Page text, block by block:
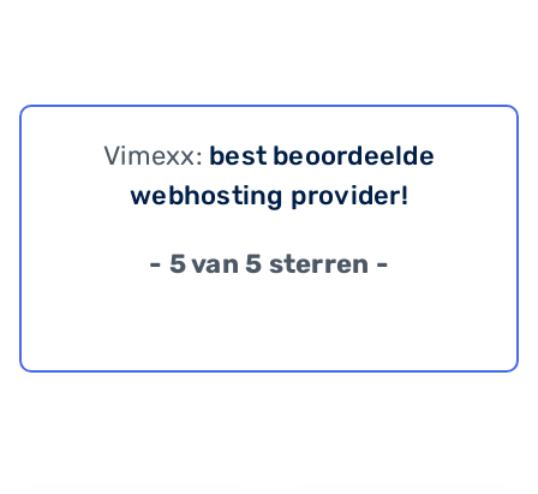
Vimexx: best beoordeelde
webhosting provider!
- 5 van 5 sterren -